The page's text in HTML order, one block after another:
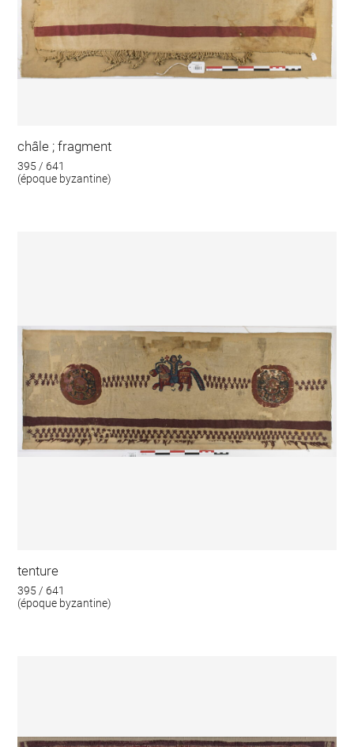
châle ; fragment
395 / 641
(époque byzantine)
tenture
395 / 641
(époque byzantine)